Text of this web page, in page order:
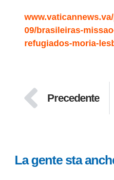
09/brasileiras-
refugiados-moria-
Precedente
La gente sta